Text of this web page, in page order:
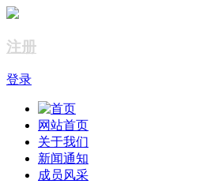
注册
登录
网站首页
关于我们
新闻通知
成员风采